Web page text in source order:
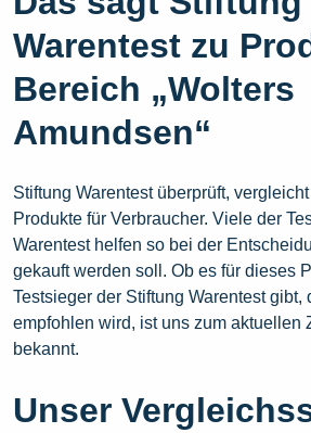
Warentest zu
Bereich „Wolters
Amundsen“
Stiftung Warentest überprüft,
Produkte für Verbraucher. Viele der
Warentest helfen so bei der
gekauft werden soll. Ob es für dieses
Testsieger der Stiftung Warentest gibt,
empfohlen wird, ist uns zum aktuellen
bekannt.
Unser